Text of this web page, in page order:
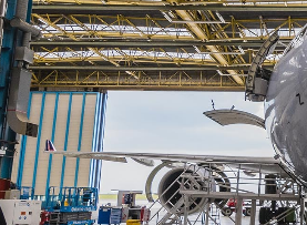
Deel via Facebook
Deel via Twitter
Deel via LinkedIn